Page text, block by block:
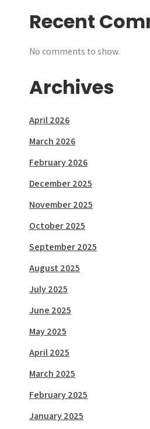
Recent
No comments to show.
Archives
April 2026
March 2026
February 2026
December 2025
November 2025
October 2025
September 2025
August 2025
July 2025
June 2025
May 2025
April 2025
March 2025
February 2025
January 2025